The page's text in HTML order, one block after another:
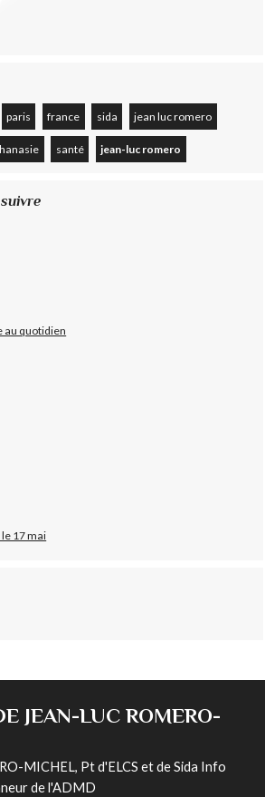
paris france sida jean luc romero
santé jean-luc romero
au quotidien
17 mai
JEAN-LUC ROMERO-
MICHEL, Pt d'ELCS et de Sida Info
de l'ADMD